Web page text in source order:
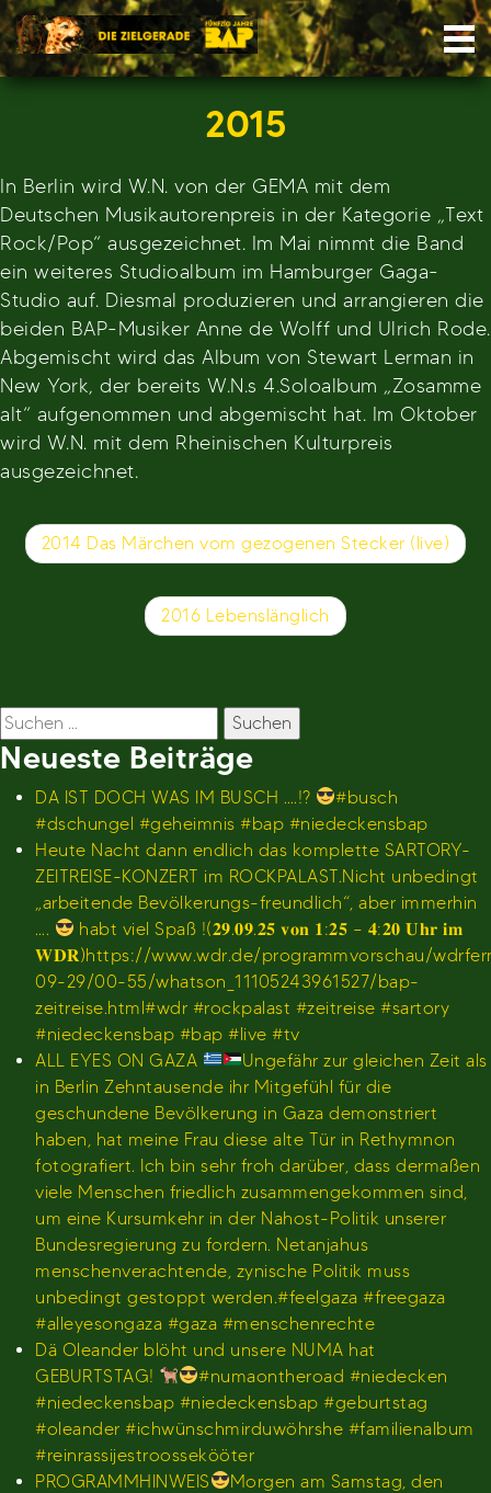
Skip
to
content
2015
In Berlin wird W.N. von der GEMA mit dem
Deutschen Musikautorenpreis in der Kategorie „Text
Rock/Pop“ ausgezeichnet. Im Mai nimmt die Band
ein weiteres Studioalbum im Hamburger Gaga-
Studio auf. Diesmal produzieren und arrangieren die
beiden BAP-Musiker Anne de Wolff und Ulrich Rode.
Abgemischt wird das Album von Stewart Lerman in
New York, der bereits W.N.s 4.Soloalbum „Zosamme
alt“ aufgenommen und abgemischt hat. Im Oktober
wird W.N. mit dem Rheinischen Kulturpreis
ausgezeichnet.
Beitragsnavigation
2014 Das Märchen vom gezogenen Stecker (live)
2016 Lebenslänglich
Suchen
nach:
Neueste Beiträge
DA IST DOCH WAS IM BUSCH ….!?
#busch
#dschungel #geheimnis #bap #niedeckensbap
Heute Nacht dann endlich das komplette SARTORY-
ZEITREISE-KONZERT im ROCKPALAST.Nicht unbedingt
„arbeitende Bevölkerungs-freundlich“, aber immerhin
….
habt viel Spaß !(𝟐𝟗.𝟎𝟗.𝟐𝟓 𝐯𝐨𝐧 𝟏:𝟐𝟓 – 𝟒:𝟐𝟎 𝐔𝐡𝐫 𝐢𝐦
𝐖𝐃𝐑)https://www.wdr.de/programmvorschau/
09-29/00-55/whatson_11105243961527/bap-
zeitreise.html#wdr #rockpalast #zeitreise #sartory
#niedeckensbap #bap #live #tv
ALL EYES ON GAZA
Ungefähr zur gleichen Zeit als
in Berlin Zehntausende ihr Mitgefühl für die
geschundene Bevölkerung in Gaza demonstriert
haben, hat meine Frau diese alte Tür in Rethymnon
fotografiert. Ich bin sehr froh darüber, dass dermaßen
viele Menschen friedlich zusammengekommen sind,
um eine Kursumkehr in der Nahost-Politik unserer
Bundesregierung zu fordern. Netanjahus
menschenverachtende, zynische Politik muss
unbedingt gestoppt werden.#feelgaza #freegaza
#alleyesongaza #gaza #menschenrechte
Dä Oleander blöht und unsere NUMA hat
GEBURTSTAG!
#numaontheroad #niedecken
#niedeckensbap #niedeckensbap #geburtstag
#oleander #ichwünschmirduwöhrshe #familienalbum
#reinrassijestroossekööter
PROGRAMMHINWEIS
Morgen am Samstag, den